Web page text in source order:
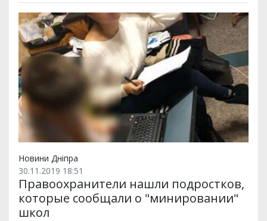
Новини Дніпра
30.11.2019 18:51
Правоохранители нашли подростков,
которые сообщали о "минировании"
школ